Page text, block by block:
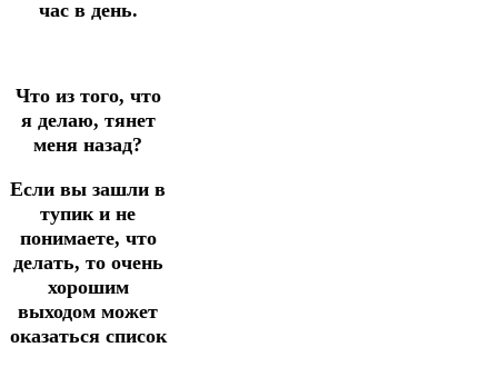
час в день.
Что из того, что
я делаю, тянет
меня назад?
Если вы зашли в
тупик и не
понимаете, что
делать, то очень
хорошим
выходом может
оказаться список